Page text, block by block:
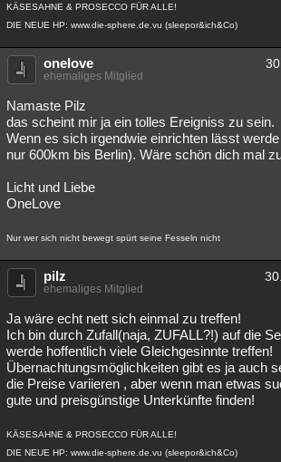
KÄSESAHNE & PROSECCO FÜR ALLE!
DIE NEUE HP: www.die-sphere.de.vu (sleepor&ich&Co)
onelove
ehemaliges Mitglied
Namaste Pilz
das scheint mir ja ein tolles Ereigniss zu sein.
Wenn es sich irgendwie einrichten lässt
nur 600km bis Berlin). Wäre schön dich mal
Licht und Liebe
OneLove
Nur wer sich nicht bewegt spürt seine Fesseln nicht
pilz
ehemaliges Mitglied
Ja wäre echt nett sich einmal zu treffen!
Ich bin durch Zufall(naja, ZUFALL?!) auf die
werde hoffentlich viele Gleichgesinnte treffen!
Übernachtungsmöglichkeiten gibt es ja auch
die Preise variieren , aber wenn man etwas
gute und preisgünstige Unterkünfte finden!
KÄSESAHNE & PROSECCO FÜR ALLE!
DIE NEUE HP: www.die-sphere.de.vu (sleepor&ich&Co)